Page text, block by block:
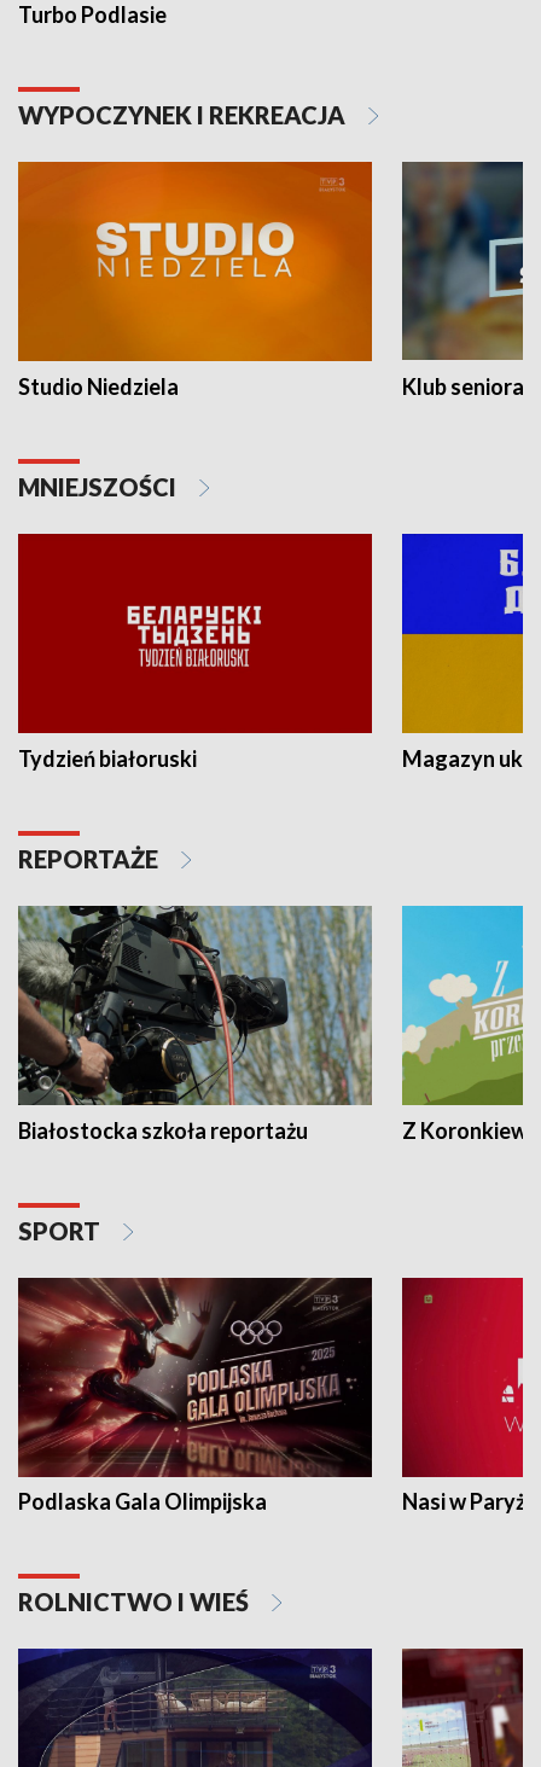
Turbo Podlasie
WYPOCZYNEK I REKREACJA
Studio Niedziela Klub seniora
MNIEJSZOŚCI
Tydzień białoruski Magazyn
REPORTAŻE
Białostocka szkoła reportażu Z
SPORT
Podlaska Gala Olimpijska Nasi w Paryżu
ROLNICTWO I WIEŚ